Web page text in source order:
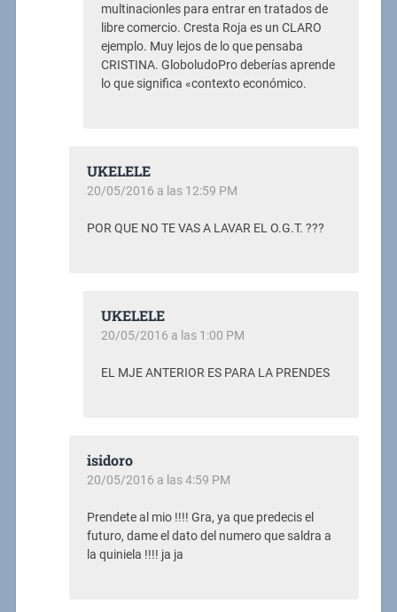
multinacionles para entrar en tratados de
libre comercio. Cresta Roja es un CLARO
ejemplo. Muy lejos de lo que pensaba
CRISTINA. GloboludoPro deberías aprende
lo que significa «contexto económico.
UKELELE
20/05/2016 a las 12:59 PM
POR QUE NO TE VAS A LAVAR EL O.G.T. ???
UKELELE
20/05/2016 a las 1:00 PM
EL MJE ANTERIOR ES PARA LA PRENDES
isidoro
20/05/2016 a las 4:59 PM
Prendete al mio !!!! Gra, ya que predecis el
futuro, dame el dato del numero que saldra a
la quiniela !!!! ja ja